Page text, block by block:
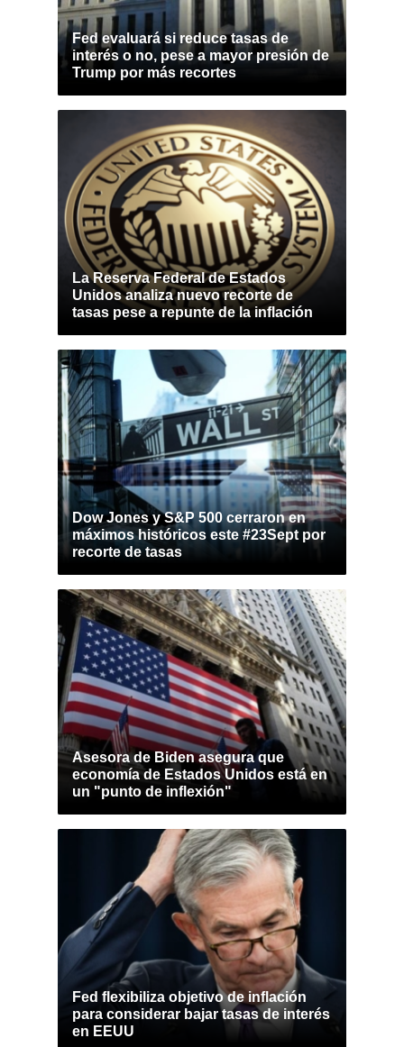
Fed evaluará si reduce tasas de
interés o no, pese a mayor presión de
Trump por más recortes
La Reserva Federal de Estados
Unidos analiza nuevo recorte de
tasas pese a repunte de la inflación
Dow Jones y S&P 500 cerraron en
máximos históricos este #23Sept por
recorte de tasas
Asesora de Biden asegura que
economía de Estados Unidos está en
un "punto de inflexión"
Fed flexibiliza objetivo de inflación
para considerar bajar tasas de interés
en EEUU